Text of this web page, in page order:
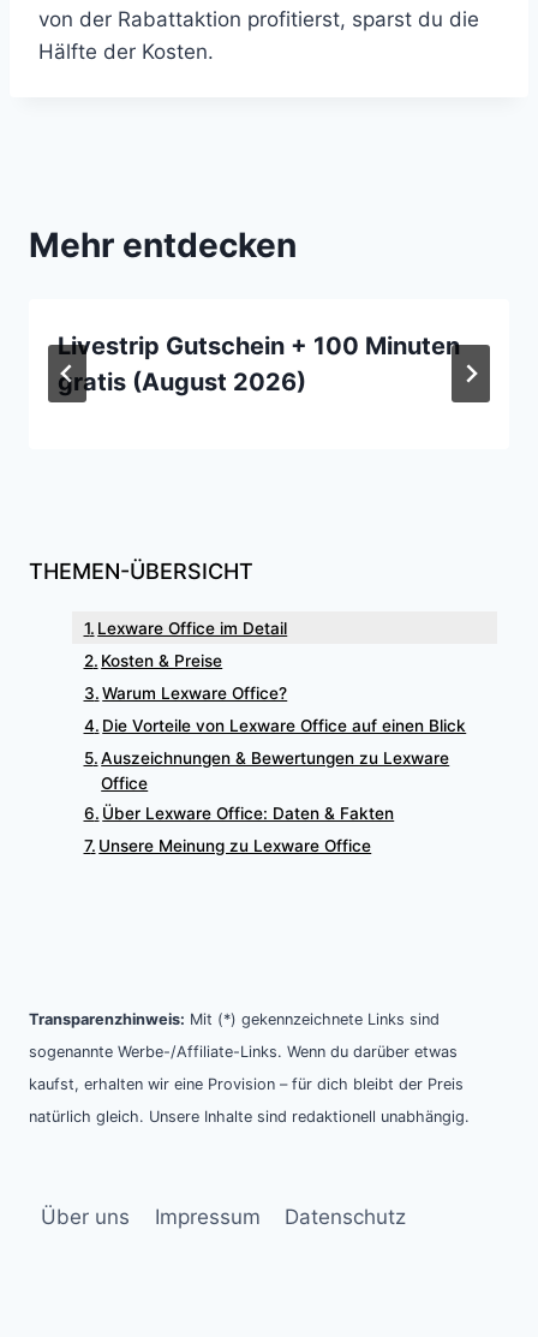
von der Rabattaktion profitierst, sparst du die
Hälfte der Kosten.
Mehr entdecken
Livestrip Gutschein + 100 Minuten
gratis (August 2026)
THEMEN-ÜBERSICHT
Lexware Office im Detail
Kosten & Preise
Warum Lexware Office?
Die Vorteile von Lexware Office auf einen Blick
Auszeichnungen & Bewertungen zu Lexware
Office
Über Lexware Office: Daten & Fakten
Unsere Meinung zu Lexware Office
Transparenzhinweis: Mit (*) gekennzeichnete Links sind
sogenannte Werbe-/Affiliate-Links. Wenn du darüber etwas
kaufst, erhalten wir eine Provision – für dich bleibt der Preis
natürlich gleich. Unsere Inhalte sind redaktionell unabhängig.
Über uns Impressum Datenschutz